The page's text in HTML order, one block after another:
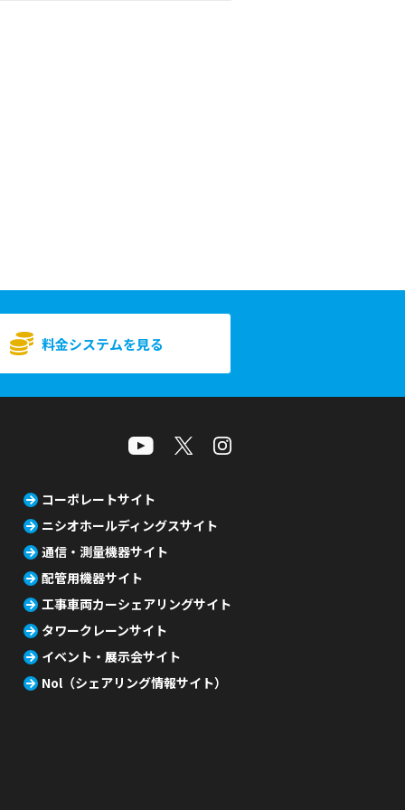
料金システムを見る
コーポレートサイト
ニシオホールディングスサイト
通信・測量機器サイト
配管用機器サイト
工事車両カーシェアリングサイト
タワークレーンサイト
イベント・展示会サイト
Nol（シェアリング情報サイト）